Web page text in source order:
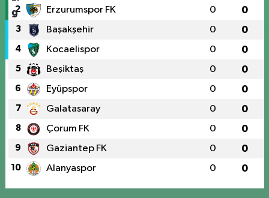
2 Erzurumspor FK 0 0
3 Başakşehir 0 0
4 Kocaelispor 0 0
5 Beşiktaş 0 0
6 Eyüpspor 0 0
7 Galatasaray 0 0
8 Çorum FK 0 0
9 Gaziantep FK 0 0
10 Alanyaspor 0 0